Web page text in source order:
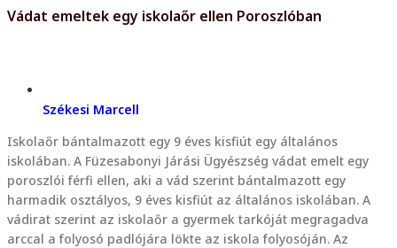
Vádat emeltek egy iskolaőr ellen Poroszlóban
Székesi Marcell
Iskolaőr bántalmazott egy 9 éves kisfiút egy általános
iskolában. A Füzesabonyi Járási Ügyészség vádat emelt egy
poroszlói férfi ellen, aki a vád szerint bántalmazott egy
harmadik osztályos, 9 éves kisfiút az általános iskolában. A
vádirat szerint az iskolaőr a gyermek tarkóját megragadva
arccal a folyosó padlójára lökte az iskola folyosóján. Az